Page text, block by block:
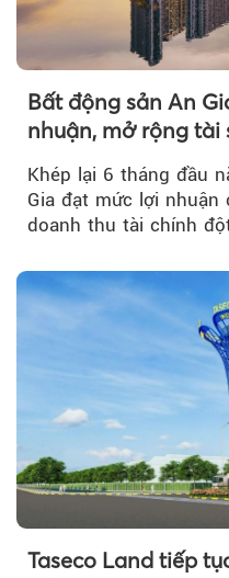
Bất động sản An
nhuận, mở rộng tài
Khép lại 6 tháng đầu
Gia đạt mức lợi nhuận
doanh thu tài chính
Taseco Land tiếp